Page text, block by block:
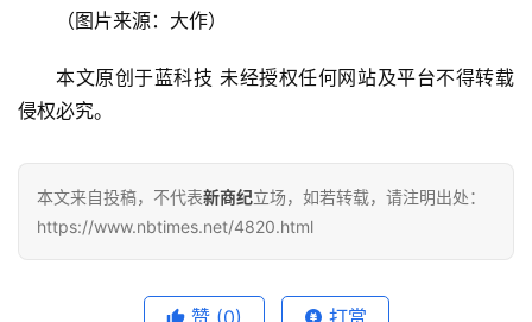
（图片来源：大作）
本文原创于蓝科技 未经授权任何网站及平台不得转载
侵权必究。
本文来自投稿，不代表新商纪立场，如若转载，请注明出处：
https://www.nbtimes.net/4820.html
赞 (0) 打赏